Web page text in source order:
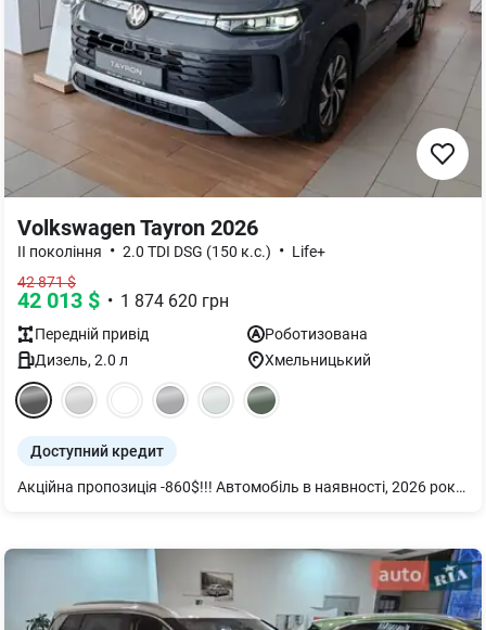
Volkswagen Tayron 2026
II покоління • 2.0 TDI DSG (150 к.с.) • Life+
42 871$
42 013 $ • 1 874 620 грн
Передній привід
Роботизована
Дизель, 2.0 л Хмельницький
Доступний кредит
Акційна пропозиція -860$!!! Автомобіль в наявності, 2026 року!!! В комплектацію входять такі опції: - Система кругового огляду "Area View" вкл.з камерою заднього виду "Rear View" - Клімат-контроль "Air Care Climatronic" з трьохзонним регулюванням мікроклімату, антиалергенним фільтром та додатковими елементами управління кондиціонером для задніх пасажирів - App-Connect: Apple CarPlay/Android Auto вкл. App-Connect Wireless (бездротове підключення смартфону до медіасистеми) - Адаптивний круїз-контроль ACC "stop&go" - Паркувальний асистент Park Assist Plus, вкл. парктронік передній та задній - Асистент зміни смуги руху "Side Assist" вкл. асистент допомоги при виїзді заднім ходом "Rear Traffic Alert" та система попередження при виході з автомобіля "Exist warning system" - Світлодіодні матричні фари IQ.Light вкл. Асистент дальнього світла Dynamic Light Assist - Зимовий пакет: обігрів передніх сидінь, обігрів керма - та багато іншого... Можливе фінансування на вигідних умовах. під 0,01% річних.